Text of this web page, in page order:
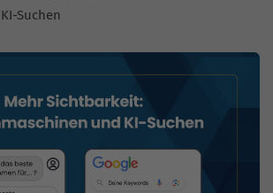
Suchen